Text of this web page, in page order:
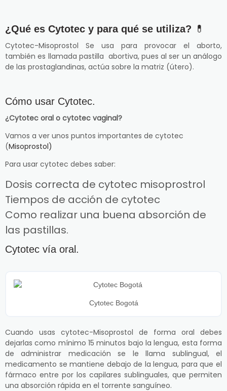
¿Qué es Cytotec y para qué se utiliza? 💊
Cytotec-Misoprostol Se usa para provocar el aborto,
también es llamada pastilla abortiva, pues al ser un análogo
de las prostaglandinas, actúa sobre la matriz (útero).
Cómo usar Cytotec.
¿Cytotec oral o cytotec vaginal?
Vamos a ver unos puntos importantes de cytotec
(Misoprostol)
Para usar cytotec debes saber:
Dosis correcta de cytotec misoprostrol
Tiempos de acción de cytotec
Como realizar una buena absorción de
las pastillas.
Cytotec vía oral.
Cytotec Bogotá
Cuando usas cytotec-Misoprostol de forma oral debes
dejarlas como mínimo 15 minutos bajo la lengua, esta forma
de administrar medicación se le llama sublingual, el
medicamento se mantiene debajo de la lengua, para que el
fármaco entre por los capilares sublinguales, que permiten
una absorción rápida en el torrente sanguíneo.